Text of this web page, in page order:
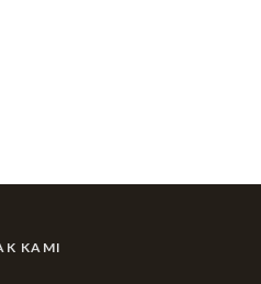
KAMI